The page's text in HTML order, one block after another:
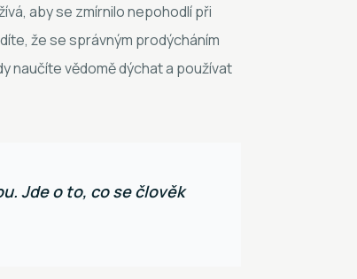
aby se zmírnilo nepohodlí při
že se správným prodýcháním
naučíte vědomě dýchat a používat
Jde o to, co se člověk